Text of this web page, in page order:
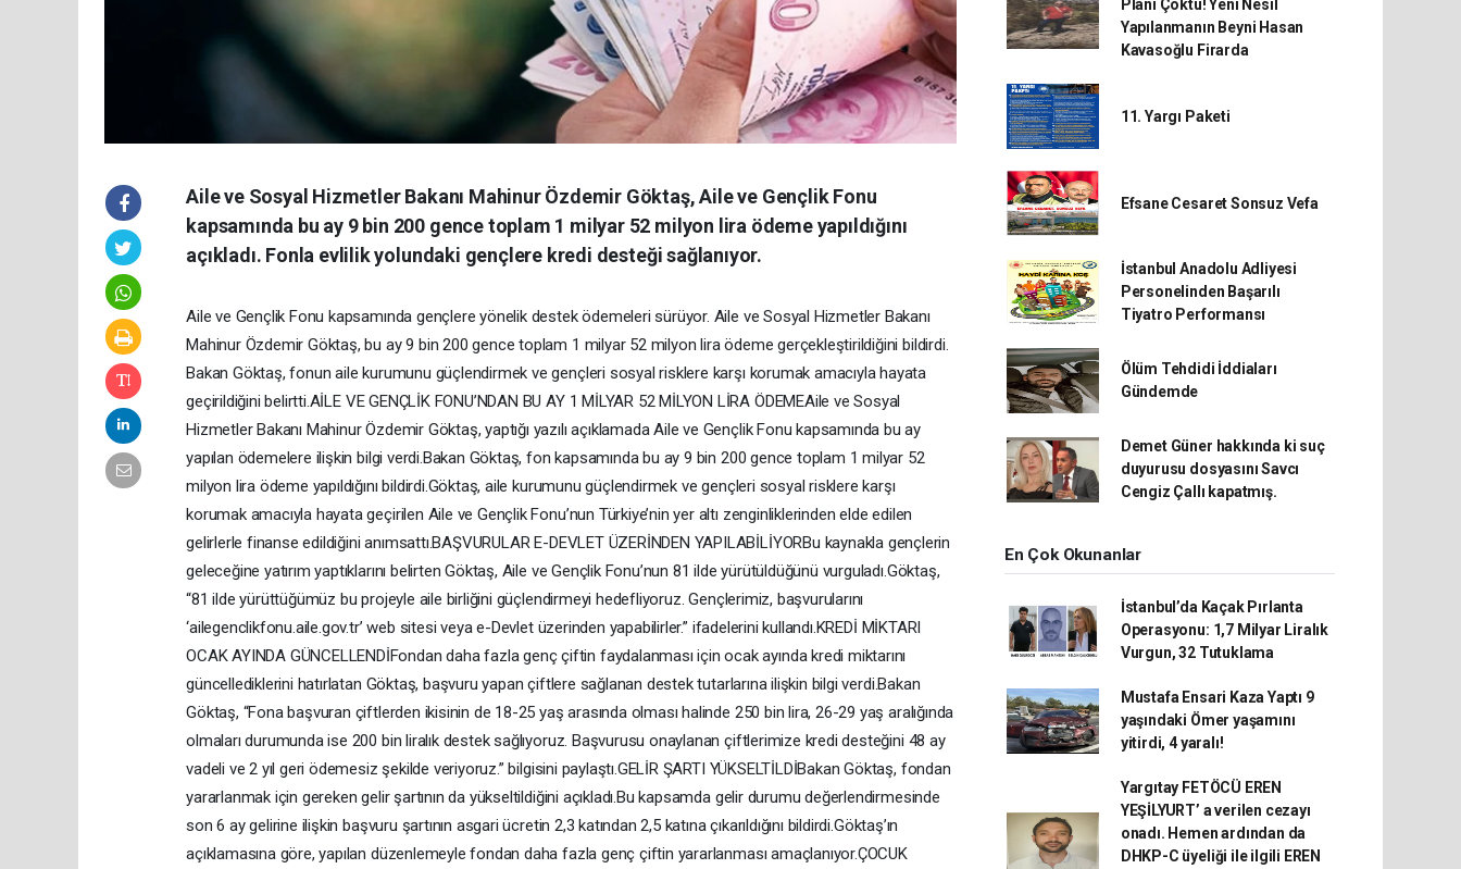
Aile ve Sosyal Hizmetler Bakanı Mahinur Özdemir Göktaş, Aile ve Gençlik Fonu
kapsamında bu ay 9 bin 200 gence toplam 1 milyar 52 milyon lira ödeme yapıldığını
açıkladı. Fonla evlilik yolundaki gençlere kredi desteği sağlanıyor.
Aile ve Gençlik Fonu kapsamında gençlere yönelik destek ödemeleri sürüyor. Aile ve Sosyal Hizmetler Bakanı
Mahinur Özdemir Göktaş, bu ay 9 bin 200 gence toplam 1 milyar 52 milyon lira ödeme gerçekleştirildiğini bildirdi.
Bakan Göktaş, fonun aile kurumunu güçlendirmek ve gençleri sosyal risklere karşı korumak amacıyla hayata
geçirildiğini belirtti.AİLE VE GENÇLİK FONU’NDAN BU AY 1 MİLYAR 52 MİLYON LİRA ÖDEMEAile ve Sosyal
Hizmetler Bakanı Mahinur Özdemir Göktaş, yaptığı yazılı açıklamada Aile ve Gençlik Fonu kapsamında bu ay
yapılan ödemelere ilişkin bilgi verdi.Bakan Göktaş, fon kapsamında bu ay 9 bin 200 gence toplam 1 milyar 52
milyon lira ödeme yapıldığını bildirdi.Göktaş, aile kurumunu güçlendirmek ve gençleri sosyal risklere karşı
korumak amacıyla hayata geçirilen Aile ve Gençlik Fonu’nun Türkiye’nin yer altı zenginliklerinden elde edilen
gelirlerle finanse edildiğini anımsattı.BAŞVURULAR E-DEVLET ÜZERİNDEN YAPILABİLİYORBu kaynakla gençlerin
geleceğine yatırım yaptıklarını belirten Göktaş, Aile ve Gençlik Fonu’nun 81 ilde yürütüldüğünü vurguladı.Göktaş,
“81 ilde yürüttüğümüz bu projeyle aile birliğini güçlendirmeyi hedefliyoruz. Gençlerimiz, başvurularını
‘ailegenclikfonu.aile.gov.tr’ web sitesi veya e-Devlet üzerinden yapabilirler.” ifadelerini kullandı.KREDİ MİKTARI
OCAK AYINDA GÜNCELLENDİFondan daha fazla genç çiftin faydalanması için ocak ayında kredi miktarını
güncellediklerini hatırlatan Göktaş, başvuru yapan çiftlere sağlanan destek tutarlarına ilişkin bilgi verdi.Bakan
Göktaş, “Fona başvuran çiftlerden ikisinin de 18-25 yaş arasında olması halinde 250 bin lira, 26-29 yaş aralığında
olmaları durumunda ise 200 bin liralık destek sağlıyoruz. Başvurusu onaylanan çiftlerimize kredi desteğini 48 ay
vadeli ve 2 yıl geri ödemesiz şekilde veriyoruz.” bilgisini paylaştı.GELİR ŞARTI YÜKSELTİLDİBakan Göktaş, fondan
yararlanmak için gereken gelir şartının da yükseltildiğini açıkladı.Bu kapsamda gelir durumu değerlendirmesinde
son 6 ay gelirine ilişkin başvuru şartının asgari ücretin 2,3 katından 2,5 katına çıkarıldığını bildirdi.Göktaş’ın
açıklamasına göre, yapılan düzenlemeyle fondan daha fazla genç çiftin yararlanması amaçlanıyor.ÇOCUK
Planı Çöktü! Yeni Nesil
Yapılanmanın Beyni Hasan
Kavasoğlu Firarda
11. Yargı Paketi
Efsane Cesaret Sonsuz Vefa
İstanbul Anadolu Adliyesi
Personelinden Başarılı
Tiyatro Performansı
Ölüm Tehdidi İddiaları
Gündemde
Demet Güner hakkında ki suç
duyurusu dosyasını Savcı
Cengiz Çallı kapatmış.
En Çok Okunanlar
İstanbul’da Kaçak Pırlanta
Operasyonu: 1,7 Milyar Liralık
Vurgun, 32 Tutuklama
Mustafa Ensari Kaza Yaptı 9
yaşındaki Ömer yaşamını
yitirdi, 4 yaralı!
Yargıtay FETÖCÜ EREN
YEŞİLYURT’ a verilen cezayı
onadı. Hemen ardından da
DHKP-C üyeliği ile ilgili EREN